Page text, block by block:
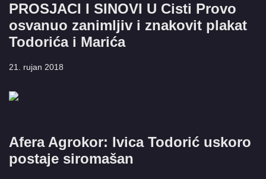
PROSJACI I SINOVI U Cisti Provo
osvanuo zanimljiv i znakovit plakat
Todorića i Marića
21. rujan 2018
Afera Agrokor: Ivica Todorić uskoro
postaje siromašan